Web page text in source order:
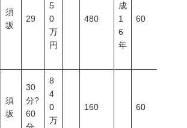
須
坂
29
5
0
万
円
480
成
1
6
年
60
須
坂
30
分?
60
8
4
0
万
160 60